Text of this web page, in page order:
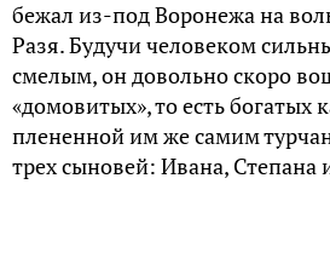
бежал из-под Воронежа на
Разя. Будучи человеком
смелым, он довольно скоро
«домовитых», то есть богатых
плененной им же самим
трех сыновей: Ивана, Степана